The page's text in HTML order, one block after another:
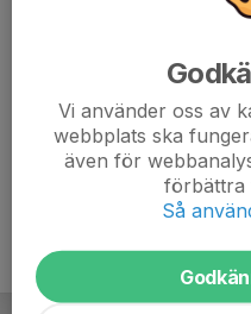
Vi använder oss av
webbplats ska
även för
förbättra
Så